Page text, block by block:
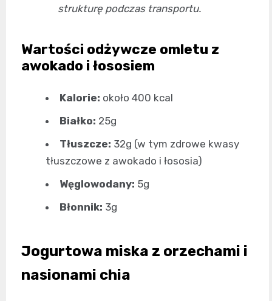
strukturę podczas transportu.
Wartości odżywcze omletu z
awokado i łososiem
Kalorie: około 400 kcal
Białko: 25g
Tłuszcze: 32g (w tym zdrowe kwasy
tłuszczowe z awokado i łososia)
Węglowodany: 5g
Błonnik: 3g
Jogurtowa miska z orzechami i
nasionami chia